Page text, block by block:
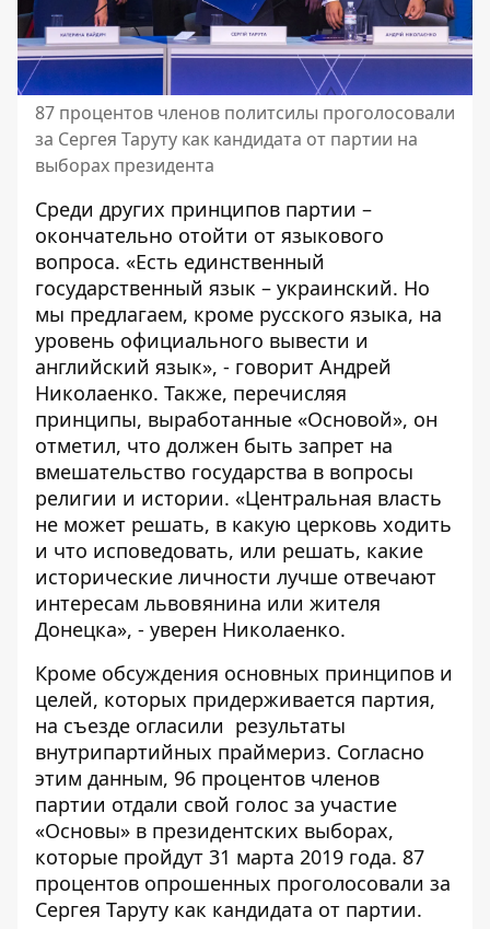
87 процентов членов политсилы проголосовали
за Сергея Таруту как кандидата от партии на
выборах президента
Среди других принципов партии –
окончательно отойти от языкового
вопроса. «Есть единственный
государственный язык – украинский. Но
мы предлагаем, кроме русского языка, на
уровень официального вывести и
английский язык», - говорит Андрей
Николаенко. Также, перечисляя
принципы, выработанные «Основой», он
отметил, что должен быть запрет на
вмешательство государства в вопросы
религии и истории. «Центральная власть
не может решать, в какую церковь ходить
и что исповедовать, или решать, какие
исторические личности лучше отвечают
интересам львовянина или жителя
Донецка», - уверен Николаенко.
Кроме обсуждения основных принципов и
целей, которых придерживается партия,
на съезде огласили результаты
внутрипартийных праймериз. Согласно
этим данным, 96 процентов членов
партии отдали свой голос за участие
«Основы» в президентских выборах,
которые пройдут 31 марта 2019 года. 87
процентов опрошенных проголосовали за
Сергея Таруту как кандидата от партии.